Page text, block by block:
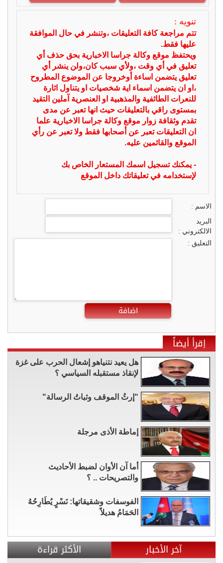
تنويه :
تتم مراجعة كافة التعليقات ،وتنشر في حال الموافقة
عليها فقط.
ويحتفظ موقع وكالة جراسا الاخبارية بحق حذف أي
تعليق في أي وقت ،ولأي سبب كان،ولن ينشر أي
تعليق يتضمن اساءة أوخروجا عن الموضوع المطروح
،او ان يتضمن اسماء اية شخصيات او يتناول اثارة
للنعرات الطائفية والمذهبية او العنصرية آملين التقيد
بمستوى راقي بالتعليقات حيث انها تعبر عن مدى
تقدم وثقافة زوار موقع وكالة جراسا الاخبارية علما
ان التعليقات تعبر عن أصحابها فقط ولا تعبر عن رأي
الموقع والقائمين عليه.
- يمكنك تسجيل اسمك المستعار الخاص بك
لإستخدامه في تعليقاتك داخل الموقع
الاسم :
البريد
الالكتروني :
التعليق :
اضافة
إقرأ أيضاً
هل يعيد نتنياهو إشعال الحرب على غزة
لإنقاذ مستقبله السياسي ؟
"إرثُ الموقف وثباتُ الرسالة"
إماطة الأذى مرجلة
أما آن الأوان لضبط الأحاديث
والتصريحات .. ؟
الفوسفات وشقيقاتها: نَسْرٍ يُطَارِحُهُ
الحَمَامُ هديلاً
آخر الأخبار الأكثر قراءة